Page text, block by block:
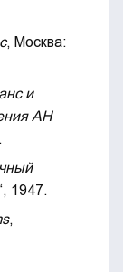
, Москва:
и
ния АН
1947.
,